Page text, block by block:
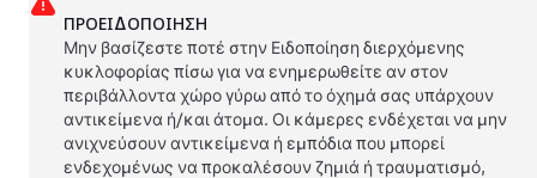
ΠΡΟΕΙΔΟΠΟΊΗΣΗ
Μην βασίζεστε ποτέ στην Ειδοποίηση διερχόμενης
κυκλοφορίας πίσω για να ενημερωθείτε αν στον
περιβάλλοντα χώρο γύρω από το όχημά σας υπάρχουν
αντικείμενα ή/και άτομα. Οι κάμερες ενδέχεται να μην
ανιχνεύσουν αντικείμενα ή εμπόδια που μπορεί
ενδεχομένως να προκαλέσουν ζημιά ή τραυματισμό,